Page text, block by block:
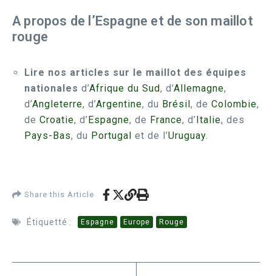
A propos de l’Espagne et de son maillot
rouge
Lire nos articles sur le maillot des équipes
nationales d’Afrique du Sud, d’Allemagne,
d’Angleterre, d’Argentine, du Brésil, de Colombie,
de Croatie, d’Espagne, de France, d’Italie, des
Pays-Bas, du Portugal et de l’Uruguay
Share this Article
Étiquetté : Espagne Europe Rouge